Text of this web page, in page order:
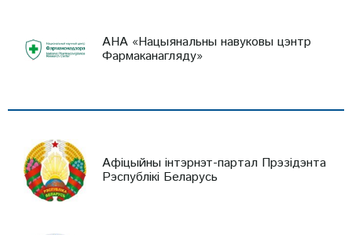
АНА «Нацыянальны навуковы цэнтр
Фармаканагляду»
Афіцыйны інтэрнэт-партал Прэзідэнта
Рэспублікі Беларусь